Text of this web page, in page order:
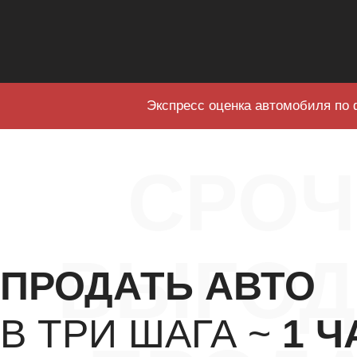
Экспресс оценка автомобиля
ПРОДАТЬ АВТО
В ТРИ ШАГА ~ 1